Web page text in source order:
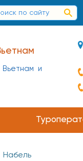
Вьетнам и
Набель